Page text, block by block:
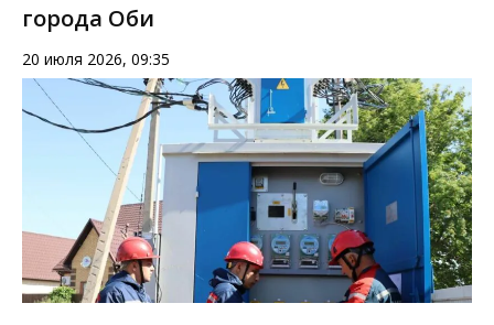
города Оби
20 июля 2026, 09:35